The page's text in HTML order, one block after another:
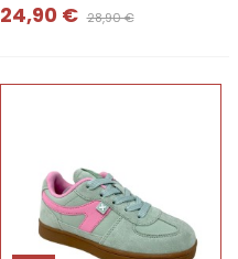
24,90 € 28,90 €